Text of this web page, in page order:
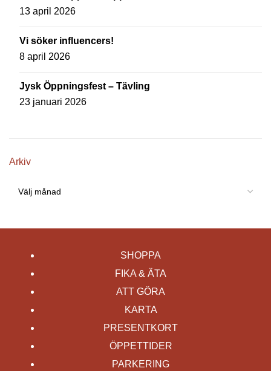
13 april 2026
Vi söker influencers!
8 april 2026
Jysk Öppningsfest – Tävling
23 januari 2026
Arkiv
SHOPPA
FIKA & ÄTA
ATT GÖRA
KARTA
PRESENTKORT
ÖPPETTIDER
PARKERING